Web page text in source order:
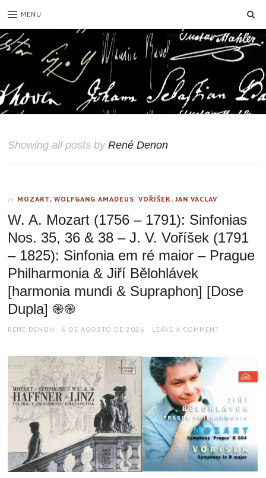
MENU
Showing all posts byRené Denon
In MOZART, WOLFGANG AMADEUS,VOŘÍŠEK, JAN VÁCLAV
W. A. Mozart (1756 – 1791): Sinfonias
Nos. 35, 36 & 38 – J. V. Voříšek (1791
– 1825): Sinfonia em ré maior – Prague
Philharmonia & Jiří Bělohlávek
[harmonia mundi & Supraphon] [Dose
Dupla] ֎֎
AUTHOR
RENÉ DENON
POSTED
6 DE AGOSTO DE 2026 LEAVE A COMMENT